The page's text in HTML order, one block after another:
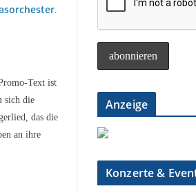
Text ist
sich die
das die
an ihre
Anzeige
Konzerte &